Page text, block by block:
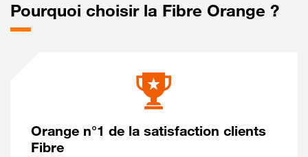
Pourquoi choisir la Fibre Orange ?
Orange n°1 de la satisfaction clients
Fibre